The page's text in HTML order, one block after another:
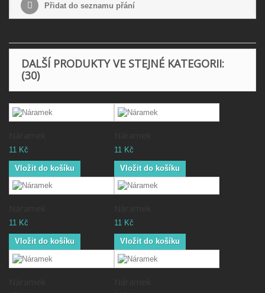
Přidat do seznamu přání
DALŠÍ PRODUKTY VE STEJNÉ KATEGORII:
(30)
11 Kč
Vložit do košíku
11 Kč
Vložit do košíku
11 Kč
Vložit do košíku
11 Kč
Vložit do košíku